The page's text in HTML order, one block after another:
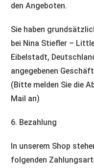
den Angeboten.
Sie haben
bei Nina Stiefler –
Eibelstadt,
angegebenen
(Bitte melden Sie die
Mail an)
6. Bezahlung
In unserem Shop
folgenden